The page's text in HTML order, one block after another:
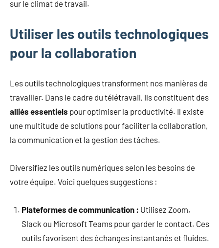
sur le climat de travail.
Utiliser les outils technologiques
pour la collaboration
Les outils technologiques transforment nos manières de
travailler. Dans le cadre du télétravail, ils constituent des
alliés essentiels pour optimiser la productivité. Il existe
une multitude de solutions pour faciliter la collaboration,
la communication et la gestion des tâches.
Diversifiez les outils numériques selon les besoins de
votre équipe. Voici quelques suggestions :
Plateformes de communication : Utilisez Zoom,
Slack ou Microsoft Teams pour garder le contact. Ces
outils favorisent des échanges instantanés et fluides.